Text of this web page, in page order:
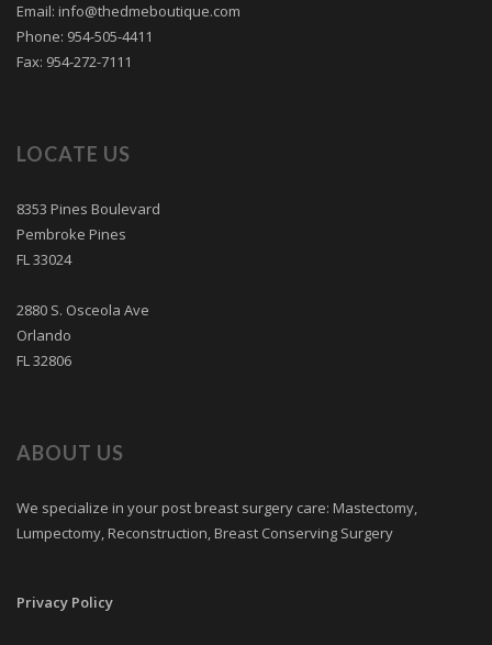
Email: info@thedmeboutique.com
Phone: 954-505-4411
Fax: 954-272-7111
LOCATE US
8353 Pines Boulevard
Pembroke Pines
FL 33024
2880 S. Osceola Ave
Orlando
FL 32806
ABOUT US
We specialize in your post breast surgery care: Mastectomy,
Lumpectomy, Reconstruction, Breast Conserving Surgery
Privacy Policy